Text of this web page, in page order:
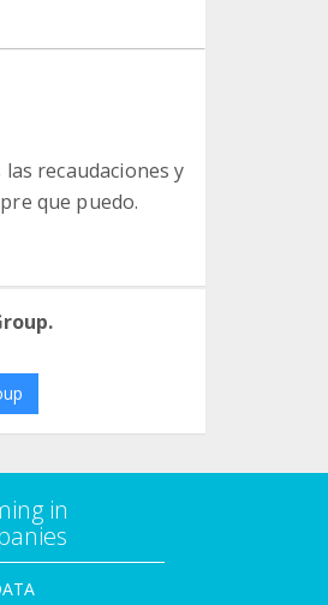
recaudaciones y
que puedo.
in